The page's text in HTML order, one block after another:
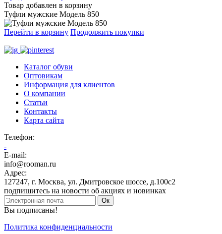
Товар добавлен в корзину
Туфли мужские Модель 850
Перейти в корзину Продолжить покупки
Каталог обуви
Оптовикам
Информация для клиентов
О компании
Статьи
Контакты
Карта сайта
Телефон:
-
E-mail:
info@rooman.ru
Адрес:
127247, г. Москва, ул. Дмитровское шоссе, д.100с2
подпишитесь на новости об акциях и новинках
Ок
Вы подписаны!
Политика конфиденциальности